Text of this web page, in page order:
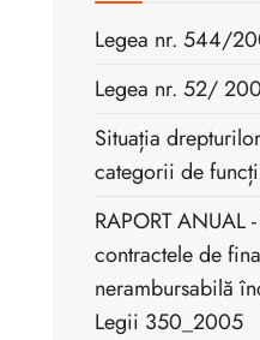
Legea nr. 544/
Legea nr. 52/
Situația
categorii de
RAPORT ANUAL
contractele de
nerambursabilă
Legii 350_2005